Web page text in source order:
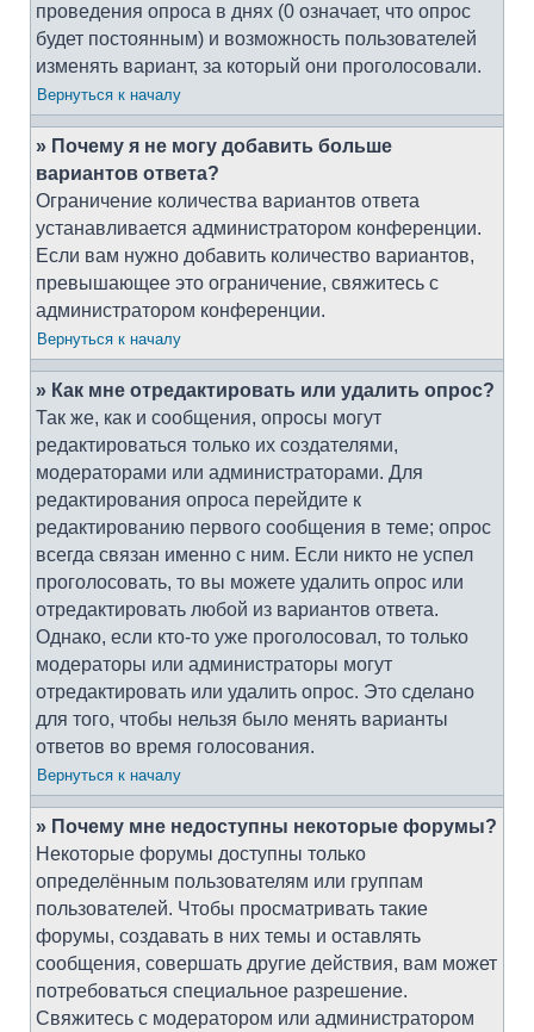
проведения опроса в днях (0 означает, что опрос
будет постоянным) и возможность пользователей
изменять вариант, за который они проголосовали.
Вернуться к началу
» Почему я не могу добавить больше
вариантов ответа?
Ограничение количества вариантов ответа
устанавливается администратором конференции.
Если вам нужно добавить количество вариантов,
превышающее это ограничение, свяжитесь с
администратором конференции.
Вернуться к началу
» Как мне отредактировать или удалить опрос?
Так же, как и сообщения, опросы могут
редактироваться только их создателями,
модераторами или администраторами. Для
редактирования опроса перейдите к
редактированию первого сообщения в теме; опрос
всегда связан именно с ним. Если никто не успел
проголосовать, то вы можете удалить опрос или
отредактировать любой из вариантов ответа.
Однако, если кто-то уже проголосовал, то только
модераторы или администраторы могут
отредактировать или удалить опрос. Это сделано
для того, чтобы нельзя было менять варианты
ответов во время голосования.
Вернуться к началу
» Почему мне недоступны некоторые форумы?
Некоторые форумы доступны только
определённым пользователям или группам
пользователей. Чтобы просматривать такие
форумы, создавать в них темы и оставлять
сообщения, совершать другие действия, вам может
потребоваться специальное разрешение.
Свяжитесь с модератором или администратором